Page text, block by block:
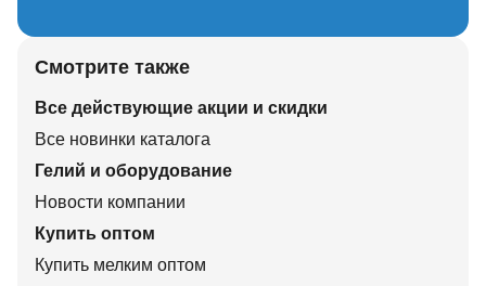
Смотрите также
Все действующие акции и скидки
Все новинки каталога
Гелий и оборудование
Новости компании
Купить оптом
Купить мелким оптом